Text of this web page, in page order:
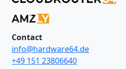
Contact
info@hardware64.de
+49 151 23806640